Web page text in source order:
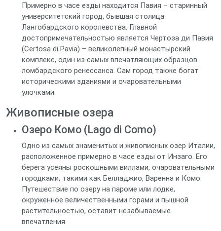
Примерно в часе езды находится Павия – старинный
университетский город, бывшая столица
Лангобардского королевства. Главной
достопримечательностью является Чертоза ди Павия
(Certosa di Pavia) – великолепный монастырский
комплекс, один из самых впечатляющих образцов
ломбардского ренессанса. Сам город также богат
историческими зданиями и очаровательными
улочками.
Живописные озера
Озеро Комо (Lago di Como)
Одно из самых знаменитых и живописных озер Италии,
расположенное примерно в часе езды от Инзаго. Его
берега усеяны роскошными виллами, очаровательными
городками, такими как Белладжио, Варенна и Комо.
Путешествие по озеру на пароме или лодке,
окруженное величественными горами и пышной
растительностью, оставит незабываемые
впечатления.